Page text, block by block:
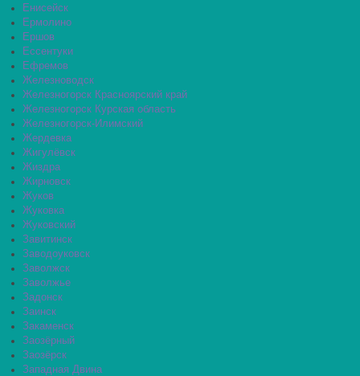
Енисейск
Ермолино
Ершов
Ессентуки
Ефремов
Железноводск
Железногорск Красноярский край
Железногорск Курская область
Железногорск-Илимский
Жердевка
Жигулёвск
Жиздра
Жирновск
Жуков
Жуковка
Жуковский
Завитинск
Заводоуковск
Заволжск
Заволжье
Задонск
Заинск
Закаменск
Заозёрный
Заозёрск
Западная Двина